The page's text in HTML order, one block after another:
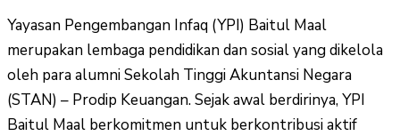
Yayasan Pengembangan Infaq (YPI) Baitul Maal
merupakan lembaga pendidikan dan sosial yang dikelola
oleh para alumni Sekolah Tinggi Akuntansi Negara
(STAN) – Prodip Keuangan. Sejak awal berdirinya, YPI
Baitul Maal berkomitmen untuk berkontribusi aktif